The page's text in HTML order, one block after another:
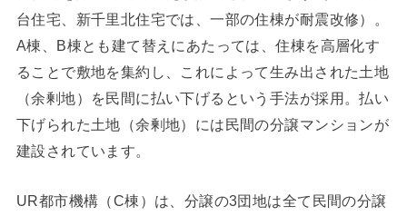
台住宅、新千里北住宅では、一部の住棟が耐震改修）。
A棟、B棟とも建て替えにあたっては、住棟を高層化す
ることで敷地を集約し、これによって生み出された土地
（余剰地）を民間に払い下げるという手法が採用。払い
下げられた土地（余剰地）には民間の分譲マンションが
建設されています。
UR都市機構（C棟）は、分譲の3団地は全て民間の分譲